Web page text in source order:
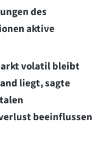
des
aktive
volatil bleibt
liegt, sagte
beeinflussen